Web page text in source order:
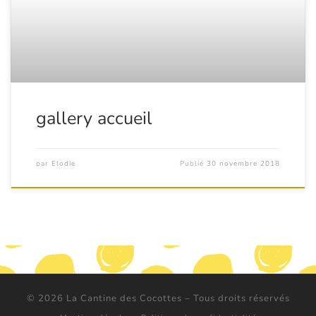
gallery accueil
par Elodie Publié 30 novembre 2018
© 2026 La Cantine des Cocottes – Tous droits réservés